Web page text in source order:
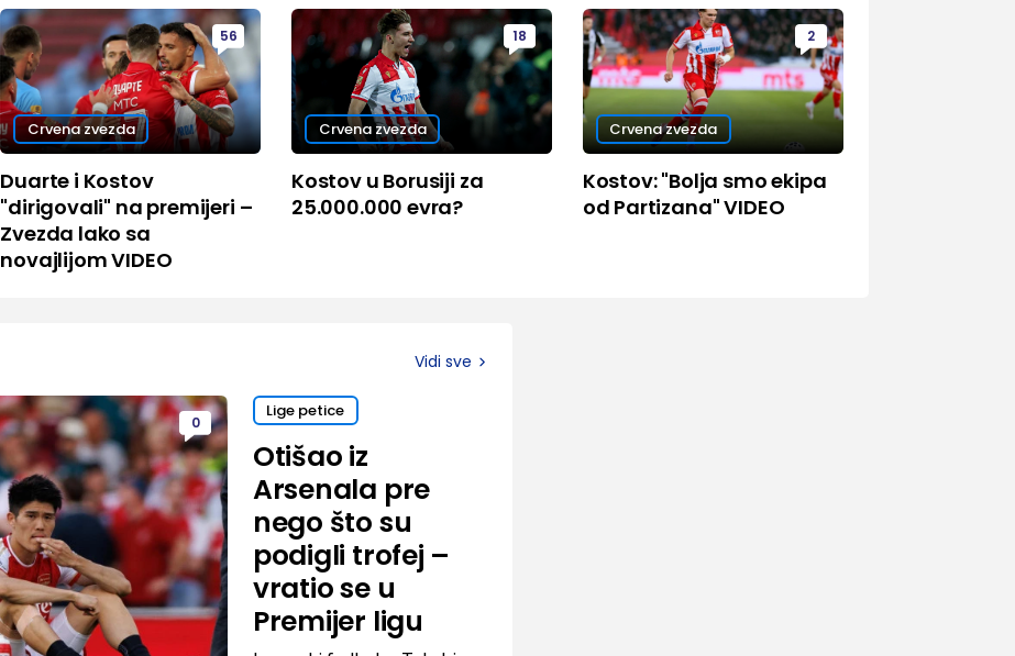
56
Crvena zvezda
Duarte i Kostov
"dirigovali" na premijeri –
Zvezda lako sa
novajlijom VIDEO
18
Crvena zvezda
Kostov u Borusiji za
25.000.000 evra?
2
Crvena zvezda
Kostov: "Bolja smo ekipa
od Partizana" VIDEO
Vidi sve
0
Lige petice
Otišao iz
Arsenala pre
nego što su
podigli trofej –
vratio se u
Premijer ligu